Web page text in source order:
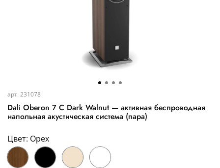
арт. 231078
Dali Oberon 7 C Dark Walnut — активная беспроводная
напольная акустическая система (пара)
Цвет: Орех